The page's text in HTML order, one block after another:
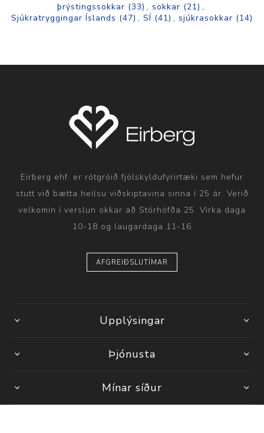
þrýstingssokkar (33) , sokkar (21) ,
Sjúkratryggingar Íslands (47) , SÍ (41) , sjúkrasokkar (14)
Eirberg ehf. er rótgróið fjölskyldufyrirtæki sem hefur
stutt við bætta heilsu viðskiptavina sinna í 25 ár. Verið
velkomin í verslun okkar að Stórhöfða 25. Virka daga
10-18 og laugardaga 11-16
AFGREIÐSLUTÍMAR
Upplýsingar
Þjónusta
Mínar síður